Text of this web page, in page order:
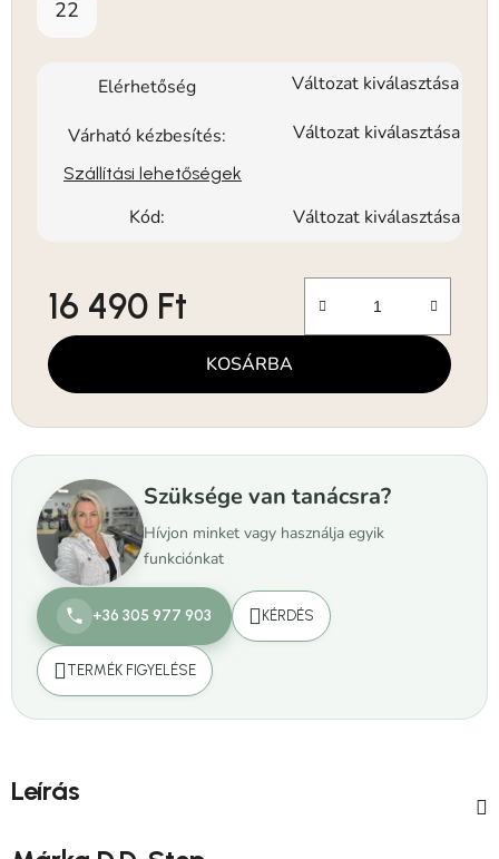
22
Elérhetőség Változat kiválasztása
Várható kézbesítés: Változat kiválasztása
Szállítási lehetőségek
Kód: Változat kiválasztása
16 490 Ft
Egységár:
KOSÁRBA
Szüksége van tanácsra?
Hívjon minket vagy használja egyik
funkciónkat
+36 305 977 903 KÉRDÉS
TERMÉK FIGYELÉSE
Leírás